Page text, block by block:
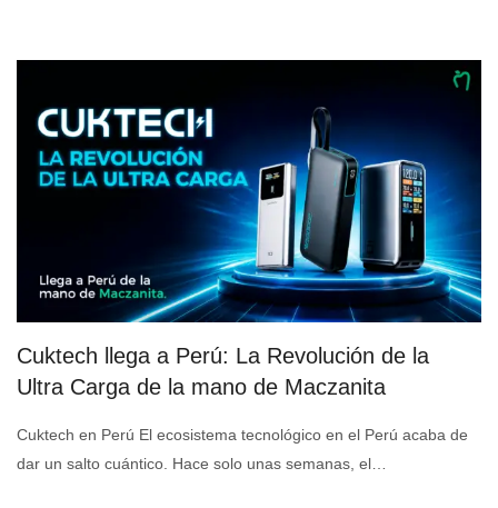
Cuktech llega a Perú: La Revolución de la
Ultra Carga de la mano de Maczanita
Cuktech en Perú El ecosistema tecnológico en el Perú acaba de
dar un salto cuántico. Hace solo unas semanas, el…